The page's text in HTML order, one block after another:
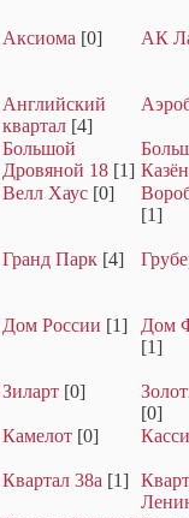
Аксиома [0] АК
Английский
квартал [4]
Большой
Дровяной 18 [1]
Велл Хаус [0]
[1]
Гранд Парк [4]
Дом России [1]
Дом
[1]
Зиларт [0]
[0]
Камелот [0]
Квартал 38а [1]